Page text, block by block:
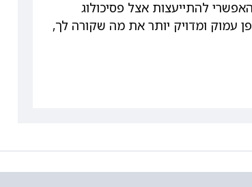
להתייעצות אצל פסיכולוג
עמוק ומדויק יותר את מה שקורה לך,